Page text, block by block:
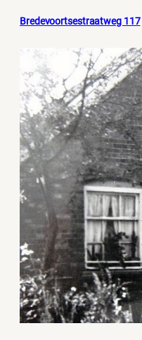
Bredevoortsestraatweg 117